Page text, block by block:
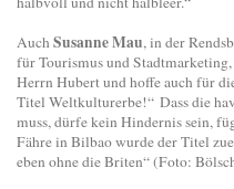
Auch Susanne Mau, in der
für Tourismus und
Herrn Hubert und hoffe auch für
Titel Weltkulturerbe!“ Dass die
muss, dürfe kein Hindernis sein,
Fähre in Bilbao wurde der Titel
eben ohne die Briten“ (Foto: